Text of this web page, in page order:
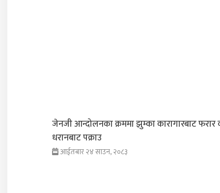
जेनजी आन्दोलनका क्रममा झुम्का कारागारबाट फरार
धरानबाट पक्राउ
आईतबार २४ साउन, २०८३